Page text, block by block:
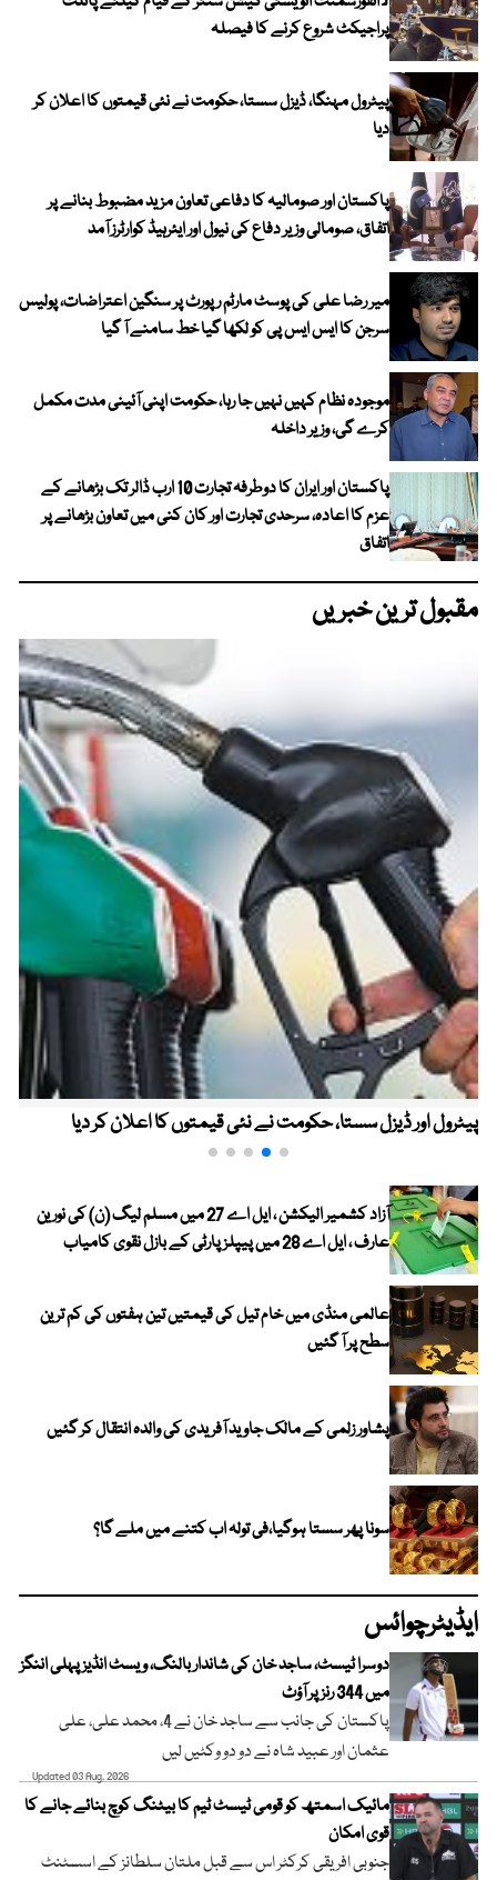
پراجیکٹ شروع کرنے کا فیصلہ
پیٹرول مہنگا، ڈیزل سستا، حکومت نے نئی قیمتوں کا اعلان کر
دیا
پاکستان اور صومالیہ کا دفاعی تعاون مزید مضبوط بنانے پر
اتفاق، صومالی وزیر دفاع کی نیول اور ایئرہیڈ کوارٹرز آمد
میر رضا علی کی پوسٹ مارٹم رپورٹ پر سنگین اعتراضات، پولیس
سرجن کا ایس ایس پی کو لکھا گیا خط سامنے آ گیا
موجودہ نظام کہیں نہیں جا رہا، حکومت اپنی آئینی مدت مکمل
کرے گی، وزیر داخلہ
پاکستان اور ایران کا دوطرفہ تجارت 10 ارب ڈالر تک بڑھانے کے
عزم کا اعادہ، سرحدی تجارت اور کان کنی میں تعاون بڑھانے پر
اتفاق
مقبول ترین خبریں
پیٹرول اور ڈیزل سستا، حکومت نے نئی قیمتوں کا اعلان کر دیا
آزاد کشمیر الیکشن ، ایل اے 27 میں مسلم لیگ (ن) کی نورین
عارف ، ایل اے 28 میں پیپلز پارٹی کے بازل نقوی کامیاب
عالمی منڈی میں خام تیل کی قیمتیں تین ہفتوں کی کم ترین
سطح پر آ گئیں
پشاور زلمی کے مالک جاوید آفریدی کی والدہ انتقال کر گئیں
سونا پھر سستا ہوگیا،فی تولہ اب کتنے میں ملے گا؟
ایڈیٹرچوائس
دوسرا ٹیسٹ، ساجد خان کی شاندار بالنگ، ویسٹ انڈیز پہلی اننگز
میں 344 رنز پر آؤٹ
پاکستان کی جانب سے ساجد خان نے 4، محمد علی، علی
عثمان اور عبید شاہ نے دو دو وکٹیں لیں
Updated 03 Aug, 2026
مائیک اسمتھ کو قومی ٹیسٹ ٹیم کا بیٹنگ کوچ بنائے جانے کا
قوی امکان
جنوبی افریقی کرکٹر اس سے قبل ملتان سلطانز کے اسسٹنٹ